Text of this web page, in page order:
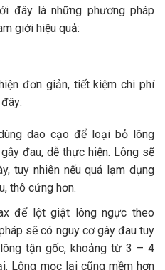
đây là những phương pháp
giới hiệu quả:
đơn giản, tiết kiệm chi phí
dao cạo để loại bỏ lông
đau, dễ thực hiện. Lông sẽ
tuy nhiên nếu quá lạm dụng
thô cứng hơn.
để lột giật lông ngực theo
sẽ có nguy cơ gây đau tuy
tận gốc, khoảng từ 3 – 4
Lông mọc lại cũng mềm hơn